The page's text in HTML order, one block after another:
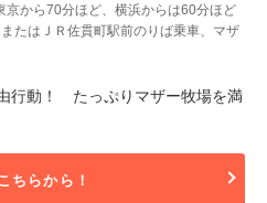
京から70分ほど、横浜からは60分ほど
たはＪＲ佐貫町駅前のりば乗車、マザ
行動！ たっぷりマザー牧場を満
ちらから！